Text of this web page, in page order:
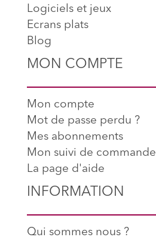
Logiciels et jeux
Ecrans plats
Blog
MON COMPTE
Mon compte
Mot de passe perdu ?
Mes abonnements
Mon suivi de commande
La page d'aide
INFORMATION
Qui sommes nous ?